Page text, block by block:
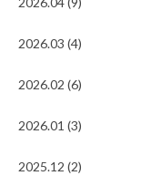
2026.03 (4)
2026.02 (6)
2026.01 (3)
2025.12 (2)